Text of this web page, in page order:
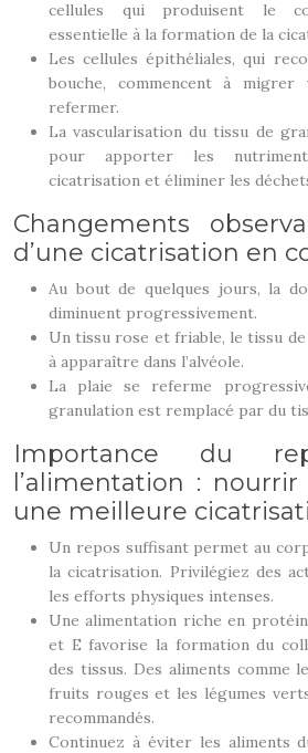
cellules qui produisent le
essentielle à la formation de la
Les cellules épithéliales, qui
bouche, commencent à
refermer.
La vascularisation du tissu de
pour apporter les
cicatrisation et éliminer les
Changements
d’une cicatrisation en
Au bout de quelques jours, la
diminuent progressivement.
Un tissu rose et friable, le tissu
à apparaître dans l’alvéole.
La plaie se referme
granulation est remplacé par du
Importance du
l’alimentation :
une meilleure
Un repos suffisant permet au
la cicatrisation. Privilégiez des
les efforts physiques intenses.
Une alimentation riche en
et E favorise la formation du
des tissus. Des aliments comme
fruits rouges et les légumes
recommandés.
Continuez à éviter les aliments